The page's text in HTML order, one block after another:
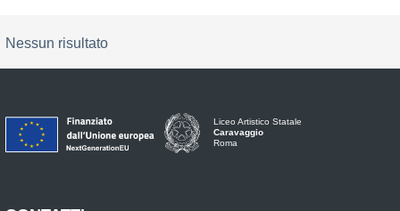
Nessun risultato
Liceo Artistico Statale
Caravaggio
Roma